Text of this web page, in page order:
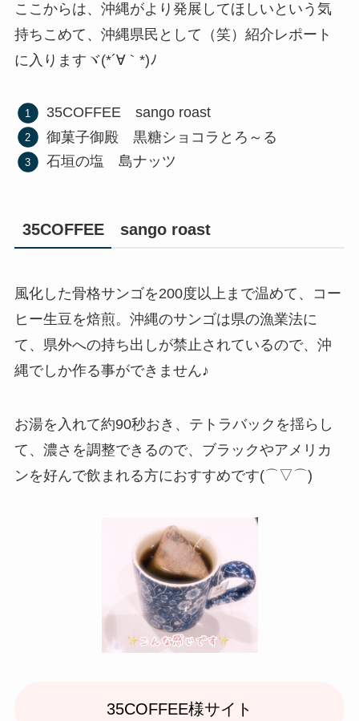
ここからは、沖縄がより発展してほしいという気
持ちこめて、沖縄県民として（笑）紹介レポート
に入りますヾ(*´∀｀*)ﾉ
35COFFEE sango roast
御菓子御殿 黒糖ショコラとろ～る
石垣の塩 島ナッツ
35COFFEE sango roast
風化した骨格サンゴを200度以上まで温めて、コー
ヒー生豆を焙煎。沖縄のサンゴは県の漁業法に
て、県外への持ち出しが禁止されているので、沖
縄でしか作る事ができません♪
お湯を入れて約90秒おき、テトラバックを揺らし
て、濃さを調整できるので、ブラックやアメリカ
ンを好んで飲まれる方におすすめです(⌒▽⌒)
35COFFEE様サイト